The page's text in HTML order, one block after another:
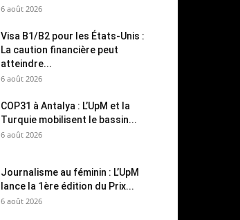
6 août 2026
Visa B1/B2 pour les États-Unis :
La caution financière peut
atteindre...
6 août 2026
COP31 à Antalya : L’UpM et la
Turquie mobilisent le bassin...
6 août 2026
Journalisme au féminin : L’UpM
lance la 1ère édition du Prix...
6 août 2026